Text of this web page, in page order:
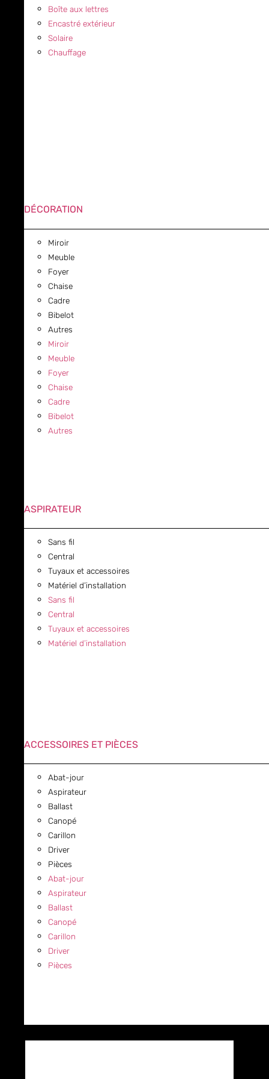
Boîte aux lettres
Encastré extérieur
Solaire
Chauffage
DÉCORATION
Miroir
Meuble
Foyer
Chaise
Cadre
Bibelot
Autres
Miroir
Meuble
Foyer
Chaise
Cadre
Bibelot
Autres
ASPIRATEUR
Sans fil
Central
Tuyaux et accessoires
Matériel d’installation
Sans fil
Central
Tuyaux et accessoires
Matériel d’installation
ACCESSOIRES ET PIÈCES
Abat-jour
Aspirateur
Ballast
Canopé
Carillon
Driver
Pièces
Abat-jour
Aspirateur
Ballast
Canopé
Carillon
Driver
Pièces